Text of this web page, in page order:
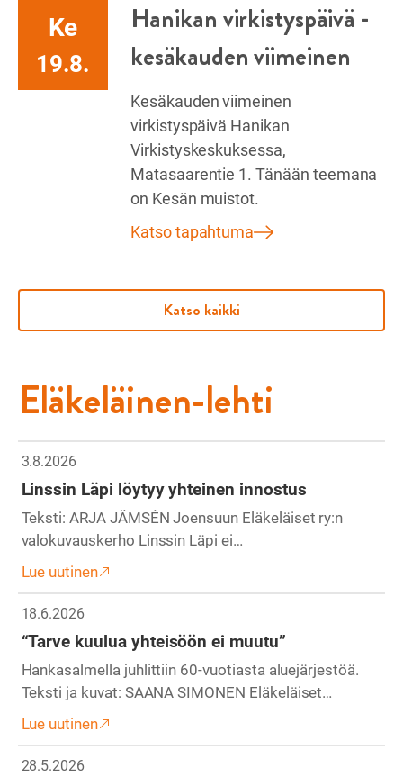
Ke
19.8.
Hanikan virkistyspäivä -
kesäkauden viimeinen
Kesäkauden viimeinen
virkistyspäivä Hanikan
Virkistyskeskuksessa,
Matasaarentie 1. Tänään teemana
on Kesän muistot.
Katso tapahtuma
Katso kaikki
Eläkeläinen-lehti
3.8.2026
Linssin Läpi löytyy yhteinen innostus
Teksti: ARJA JÄMSÉN Joensuun Eläkeläiset ry:n
valokuvauskerho Linssin Läpi ei…
Lue uutinen
18.6.2026
“Tarve kuulua yhteisöön ei muutu”
Hankasalmella juhlittiin 60-vuotiasta aluejärjestöä.
Teksti ja kuvat: SAANA SIMONEN Eläkeläiset…
Lue uutinen
28.5.2026